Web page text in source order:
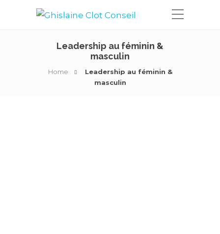
Leadership au féminin &
masculin
Home
Leadership au féminin &
masculin